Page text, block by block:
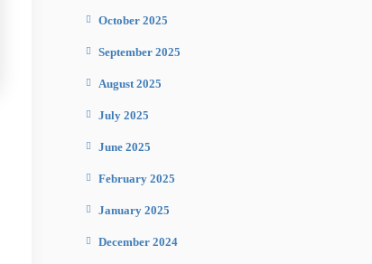
October 2025
September 2025
August 2025
July 2025
June 2025
February 2025
January 2025
December 2024